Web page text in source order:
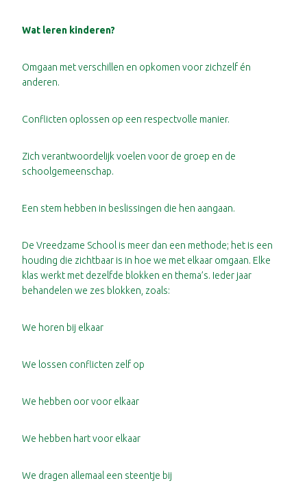
Wat leren kinderen?
Omgaan met verschillen en opkomen voor zichzelf én
anderen.
Conflicten oplossen op een respectvolle manier.
Zich verantwoordelijk voelen voor de groep en de
schoolgemeenschap.
Een stem hebben in beslissingen die hen aangaan.
De Vreedzame School is meer dan een methode; het is een
houding die zichtbaar is in hoe we met elkaar omgaan. Elke
klas werkt met dezelfde blokken en thema’s. Ieder jaar
behandelen we zes blokken, zoals:
We horen bij elkaar
We lossen conflicten zelf op
We hebben oor voor elkaar
We hebben hart voor elkaar
We dragen allemaal een steentje bij